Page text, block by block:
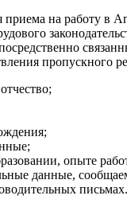
на работу в
пропускного
опыте
данные,
письмах.